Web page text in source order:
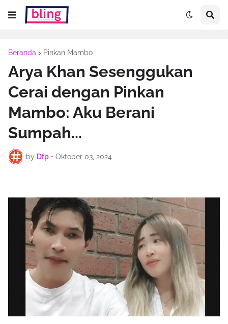
Beranda Pinkan Mambo
Arya Khan Sesenggukan
Cerai dengan Pinkan
Mambo: Aku Berani
Sumpah...
by Dfp • Oktober 03, 2024